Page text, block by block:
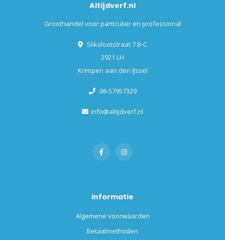
Altijdverf.nl
Groothandel voor particulier en professional
Slikslootstraat 7 B-C
2921 LH
Krimpen aan den IJssel
06-57957329
info@altijdverf.nl
Informatie
Algemene voorwaarden
Betaalmethoden